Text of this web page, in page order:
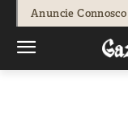
Anuncie Connosco
Redação - 11 de